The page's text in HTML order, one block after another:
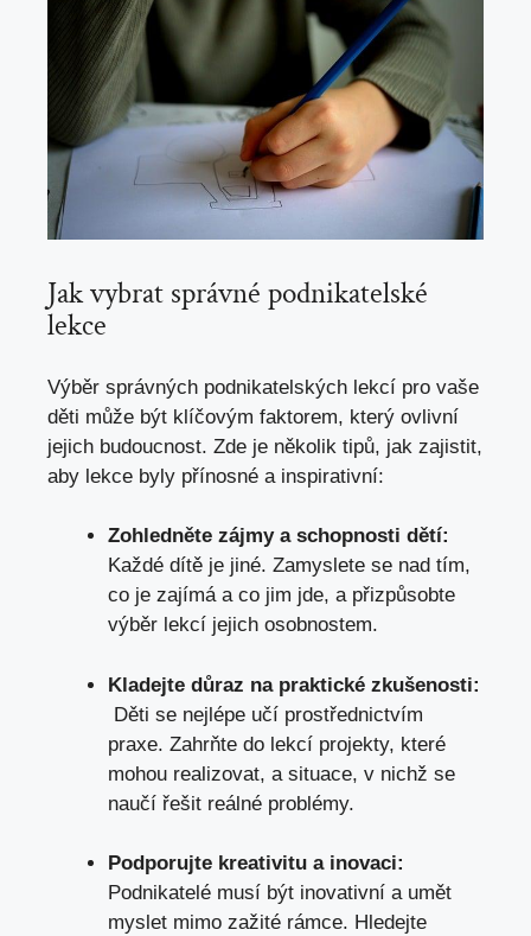
Jak vybrat správné podnikatelské
lekce
Výběr správných podnikatelských lekcí pro vaše
děti může být klíčovým‌ faktorem, který ovlivní ​
jejich budoucnost. ⁢Zde je několik tipů, jak ‍zajistit,
aby lekce byly⁤ přínosné a inspirativní:
Zohledněte zájmy a schopnosti dětí:
Každé dítě je jiné. Zamyslete se nad tím,
co⁤ je zajímá a co jim jde, a přizpůsobte
‌výběr lekcí ‍jejich osobnostem.
Kladejte ​důraz na praktické zkušenosti:
‍ Děti se nejlépe⁣ učí prostřednictvím
praxe. Zahrňte do ⁢lekcí projekty, které
mohou realizovat, a situace, v nichž se
naučí řešit reálné problémy.
Podporujte ⁢kreativitu a ⁣inovaci:
Podnikatelé musí být inovativní⁤ a umět
myslet mimo zažité rámce. Hledejte